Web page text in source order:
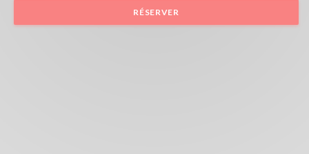
RÉSERVER